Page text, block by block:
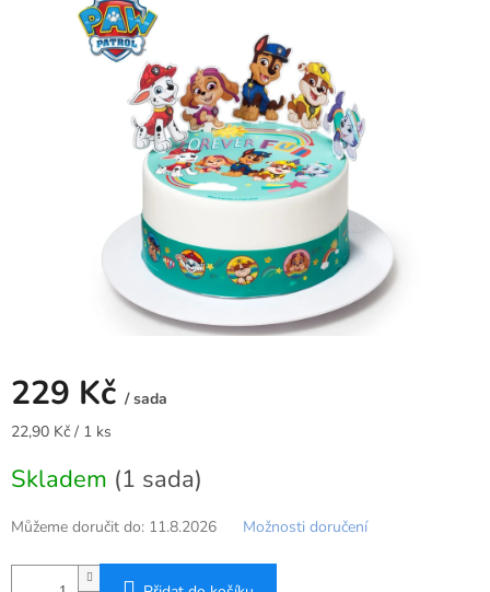
229 Kč / sada
Měrná
22,90 Kč / 1 ks
Skladem (1 sada)
Můžeme doručit do: 11.8.2026 Možnosti doručení